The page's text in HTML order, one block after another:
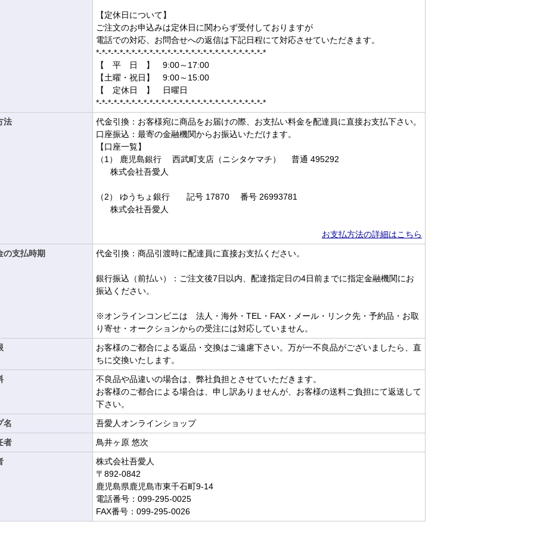
【定休日について】
ご注文のお申込みは定休日に関わらず受付しておりますが
電話での対応、お問合せへの返信は下記日程にて対応させていただきます。
*-*-*-*-*-*-*-*-*-*-*-*-*-*-*-*-*-*-*-*-*-*-*-*-*-*-*-*-*
【 平 日 】 9:00～17:00
【土曜・祝日】 9:00～15:00
【 定休日 】 日曜日
*-*-*-*-*-*-*-*-*-*-*-*-*-*-*-*-*-*-*-*-*-*-*-*-*-*-*-*-*
法
代金引換：お客様宛に商品をお届けの際、お支払い料金を配達員に直接お支払下さい。
口座振込：最寄の金融機関からお振込いただけます。
【口座一覧】
（1） 鹿児島銀行 西武町支店（ニシタケマチ） 普通 495292
株式会社吾愛人
（2） ゆうちょ銀行 記号 17870 番号 26993781
株式会社吾愛人
お支払方法の詳細はこちら
の支払時期
代金引換：商品引渡時に配達員に直接お支払ください。
銀行振込（前払い）：ご注文後7日以内、配達指定日の4日前までに指定金融機関にお
振込ください。
※オンラインコンビニは 法人・海外・TEL・FAX・メール・リンク先・予約品・お取
り寄せ・オークションからの受注には対応していません。
お客様のご都合による返品・交換はご遠慮下さい。万が一不良品がございましたら、直
ちに交換いたします。
不良品や品違いの場合は、弊社負担とさせていただきます。
お客様のご都合による場合は、申し訳ありませんが、お客様の送料ご負担にて返送して
下さい。
名
吾愛人オンラインショップ
者
鳥井ヶ原 悠次
株式会社吾愛人
〒892-0842
鹿児島県鹿児島市東千石町9-14
電話番号：099-295-0025
FAX番号：099-295-0026